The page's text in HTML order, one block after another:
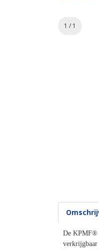
1 / 1
De KPMF®
verkrijgbaar